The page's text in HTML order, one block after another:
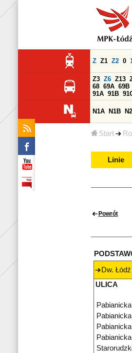
Start
Z Z1 Z2 0
Z3 Z6 Z13
68 69A 69B
91A 91B
N1A N1B N2
Linie
Powrót
Dw.
ULICA
Pabianicka
Pabianicka
Pabianicka
Pabianicka